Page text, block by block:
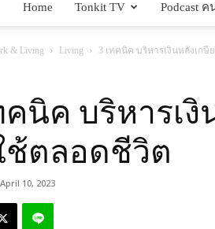
Home Tonkit TV Podcast
& Living Living 3 เทคนิค บริหารเงินหลังเก
คนิค บริหารเ
ช้ตลอดชีวิต
April 10, 2023